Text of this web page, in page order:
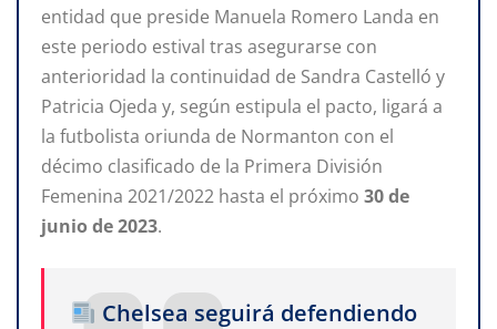
entidad que preside Manuela Romero Landa en
este periodo estival tras asegurarse con
anterioridad la continuidad de Sandra Castelló y
Patricia Ojeda y, según estipula el pacto, ligará a
la futbolista oriunda de Normanton con el
décimo clasificado de la Primera División
Femenina 2021/2022 hasta el próximo 30 de
junio de 2023.
Chelsea seguirá defendiendo